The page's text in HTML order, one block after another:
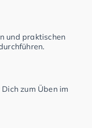
und praktischen
zum Üben im